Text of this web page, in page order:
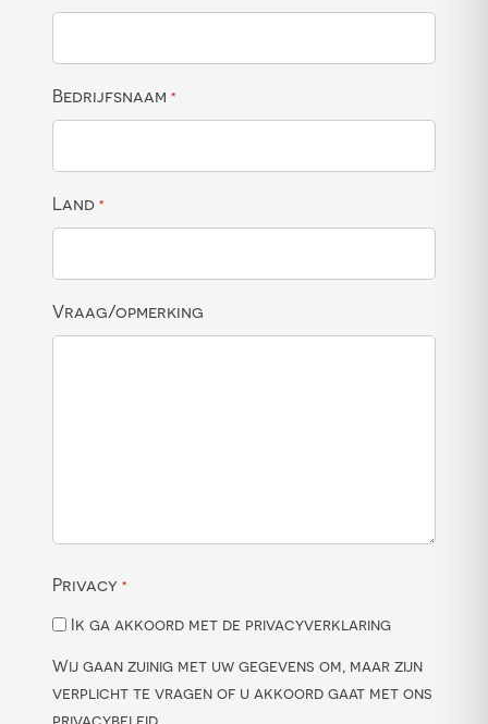
Bedrijfsnaam *
Land *
Vraag/opmerking
Privacy *
Ik ga akkoord met de privacyverklaring
Wij gaan zuinig met uw gegevens om, maar zijn
verplicht te vragen of u akkoord gaat met ons
privacybeleid.